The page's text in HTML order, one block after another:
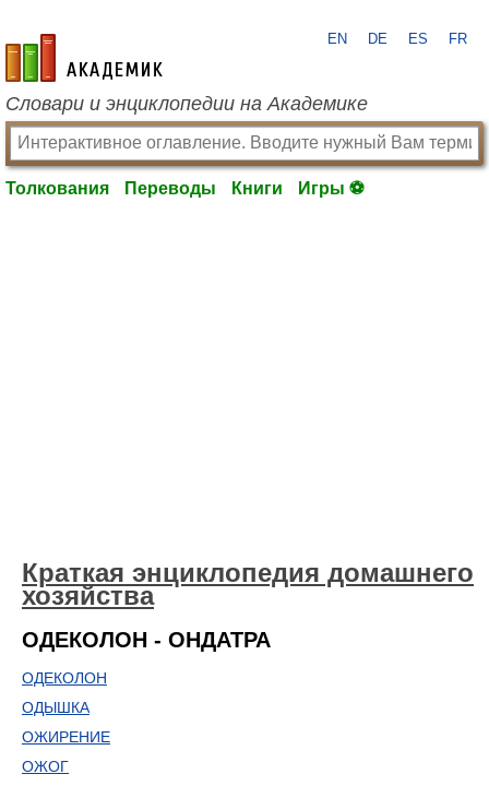
academic.ru
EN DE ES FR
Словари и энциклопедии на Академике
Толкования Переводы Книги Игры ⚽
Краткая энциклопедия домашнего
хозяйства
ОДЕКОЛОН - ОНДАТРА
ОДЕКОЛОН
ОДЫШКА
ОЖИРЕНИЕ
ОЖОГ